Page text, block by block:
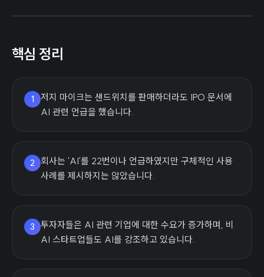
핵심 정리
1
저지 마이크는 샌드위치를 판매하더라도 IPO 문서에
AI 관련 언급을 했습니다.
2
회사는 'AI'를 22번이나 언급하였지만 구체적인 사용
사례를 제시하지는 않았습니다.
3
투자자들은 AI 관련 기업에 대한 수요가 증가하며, 비
AI 스타트업들도 AI를 강조하고 있습니다.